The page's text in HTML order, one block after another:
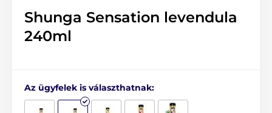
Shunga Sensation levendula
240ml
Az ügyfelek is választhatnak: